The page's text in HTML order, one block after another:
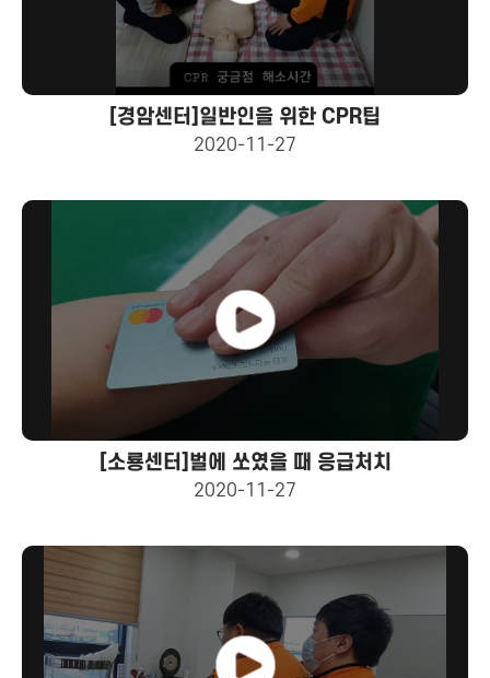
[경암센터]일반인을 위한 CPR팁
2020-11-27
[소룡센터]벌에 쏘였을 때 응급처치
2020-11-27